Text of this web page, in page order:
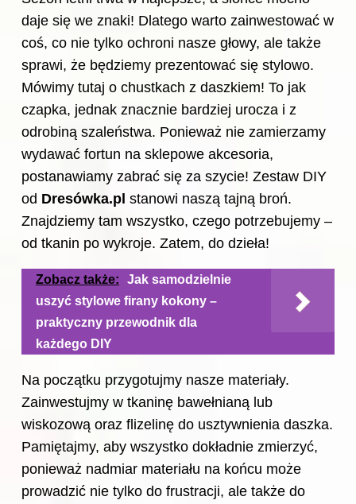
daje się we znaki! Dlatego warto zainwestować w
coś, co nie tylko ochroni nasze głowy, ale także
sprawi, że będziemy prezentować się stylowo.
Mówimy tutaj o chustkach z daszkiem! To jak
czapka, jednak znacznie bardziej urocza i z
odrobiną szaleństwa. Ponieważ nie zamierzamy
wydawać fortun na sklepowe akcesoria,
postanawiamy zabrać się za szycie! Zestaw DIY
od Dresówka.pl stanowi naszą tajną broń.
Znajdziemy tam wszystko, czego potrzebujemy –
od tkanin po wykroje. Zatem, do dzieła!
Zobacz także:
Jak samodzielnie
uszyć stylowe firany kokony –
praktyczny przewodnik dla
każdego DIY
Na początku przygotujmy nasze materiały.
Zainwestujmy w tkaninę bawełnianą lub
wiskozową oraz flizelinę do usztywnienia daszka.
Pamiętajmy, aby wszystko dokładnie zmierzyć,
ponieważ nadmiar materiału na końcu może
prowadzić nie tylko do frustracji, ale także do